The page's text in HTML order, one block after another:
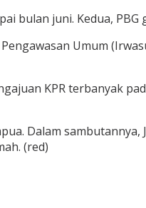
bulan juni. Kedua, PBG
Umum
KPR terbanyak
Dalam
(red)